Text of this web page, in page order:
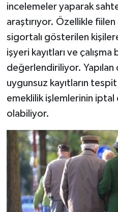
incelemeler yaparak sahte
araştırıyor. Özellikle fiilen
sigortalı gösterilen
işyeri kayıtları ve
değerlendiriliyor.
uygunsuz kayıtların
emeklilik işlemlerinin iptal
olabiliyor.